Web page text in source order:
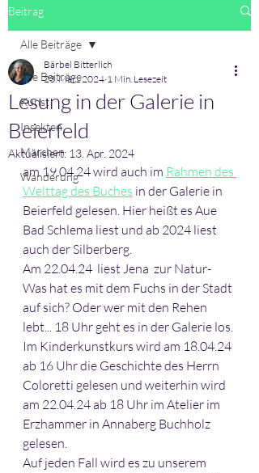
Beitrag
Alle Beiträge
Kunst
Insekten
Märchen
Wanderung
Alle Beiträge
Lesung in der Galerie in
Beierfeld
Bärbel Bitterlich
23. März 2024 1 Min. Lesezeit
Aktualisiert: 13. Apr. 2024
am 19.04.24 wird auch im Rahmen des
Welttag des Buches in der Galerie in
Beierfeld gelesen. Hier heißt es Aue
Bad Schlema liest und ab 2024 liest
auch der Silberberg.
Am 22.04.24  liest Jena  zur Natur-
Was hat es mit dem Fuchs in der Stadt
auf sich? Oder wer mit den Rehen
lebt... 18 Uhr geht es in der Galerie los.
Im Kinderkunstkurs wird am 18.04.24
ab 16 Uhr die Geschichte des Herrn
Coloretti gelesen und weiterhin wird
am 22.04.24 ab 18 Uhr im Atelier im
Erzhammer in Annaberg Buchholz
gelesen.
Auf jeden Fall wird es zu unserem